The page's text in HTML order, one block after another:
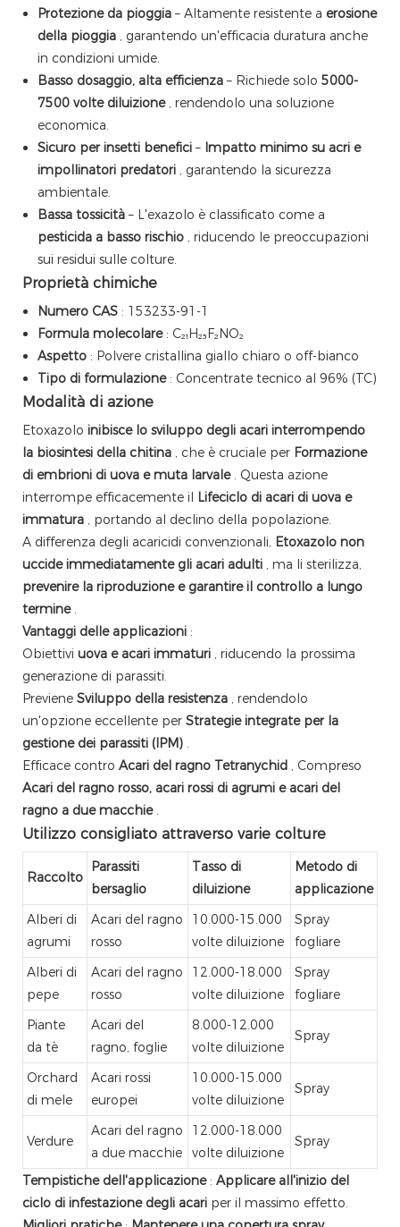
Protezione da pioggia – Altamente resistente a erosione
della pioggia , garantendo un'efficacia duratura anche
in condizioni umide.
Basso dosaggio, alta efficienza – Richiede solo 5000-
7500 volte diluizione , rendendolo una soluzione
economica.
Sicuro per insetti benefici – Impatto minimo su acri e
impollinatori predatori , garantendo la sicurezza
ambientale.
Bassa tossicità – L'exazolo è classificato come a
pesticida a basso rischio , riducendo le preoccupazioni
sui residui sulle colture.
Proprietà chimiche
Numero CAS : 153233-91-1
Formula molecolare : C₂₁H₂₃F₂NO₂
Aspetto : Polvere cristallina giallo chiaro o off-bianco
Tipo di formulazione : Concentrate tecnico al 96% (TC)
Modalità di azione
Etoxazolo inibisce lo sviluppo degli acari interrompendo
la biosintesi della chitina , che è cruciale per Formazione
di embrioni di uova e muta larvale . Questa azione
interrompe efficacemente il Lifeciclo di acari di uova e
immatura , portando al declino della popolazione.
A differenza degli acaricidi convenzionali, Etoxazolo non
uccide immediatamente gli acari adulti , ma li sterilizza,
prevenire la riproduzione e garantire il controllo a lungo
termine .
Vantaggi delle applicazioni :
Obiettivi uova e acari immaturi , riducendo la prossima
generazione di parassiti.
Previene Sviluppo della resistenza , rendendolo
un'opzione eccellente per Strategie integrate per la
gestione dei parassiti (IPM) .
Efficace contro Acari del ragno Tetranychid , Compreso
Acari del ragno rosso, acari rossi di agrumi e acari del
ragno a due macchie .
Utilizzo consigliato attraverso varie colture
Raccolto
Parassiti
bersaglio
Tasso di
diluizione
Metodo di
applicazione
Alberi di
agrumi
Acari del ragno
rosso
10.000-15.000
volte diluizione
Spray
fogliare
Alberi di
pepe
Acari del ragno
rosso
12.000-18.000
volte diluizione
Spray
fogliare
Piante
da tè
Acari del
ragno, foglie
8.000-12.000
volte diluizione
Spray
Orchard
di mele
Acari rossi
europei
10.000-15.000
volte diluizione
Spray
Verdure
Acari del ragno
a due macchie
12.000-18.000
volte diluizione
Spray
Tempistiche dell'applicazione : Applicare all'inizio del
ciclo di infestazione degli acari per il massimo effetto.